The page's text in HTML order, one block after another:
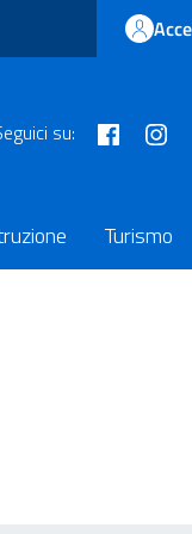
su:
Turismo